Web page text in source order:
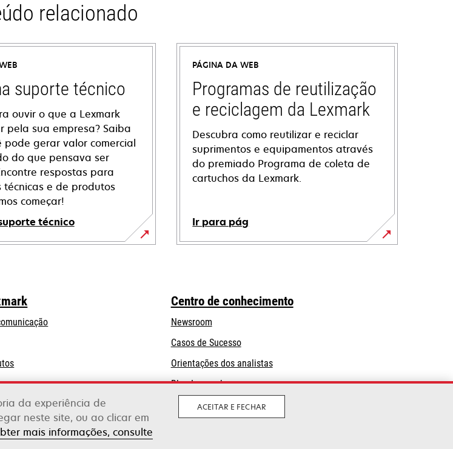
relacionado
suporte técnico
ouvir o que a Lexmark
pela sua empresa? Saiba
pode gerar valor comercial
do que pensava ser
respostas para
técnicas e de produtos
começar!
técnico
PÁGINA DA WEB
Programas de reutilização
e reciclagem da Lexmark
Descubra como reutilizar e reciclar
suprimentos e equipamentos através
do premiado Programa de coleta de
cartuchos da Lexmark.
Ir para pág
Centro de conhecimento
Newsroom
Casos de Sucesso
Orientações dos analistas
Blog Lexmark
da experiência de
neste site, ou ao clicar em
mais informações, consulte
ACEITAR E FECHAR